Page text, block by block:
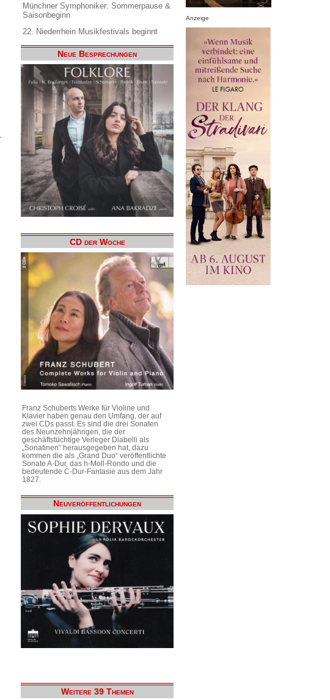
Münchner Symphoniker: Sommerpause &
Saisonbeginn
22. Niederrhein Musikfestivals beginnt
Neue Besprechungen
CD der Woche
Franz Schuberts Werke für Violine und
Klavier haben genau den Umfang, der auf
zwei CDs passt. Es sind die drei Sonaten
des Neunzehnjährigen, die der
geschäftstüchtige Verleger Diabelli als
„Sonatinen“ herausgegeben hat, dazu
kommen die als „Grand Duo“ veröffentlichte
Sonate A-Dur, das h-Moll-Rondo und die
bedeutende C-Dur-Fantasie aus dem Jahr
1827.
Neuveröffentlichungen
Weitere 39 Themen
Anzeige